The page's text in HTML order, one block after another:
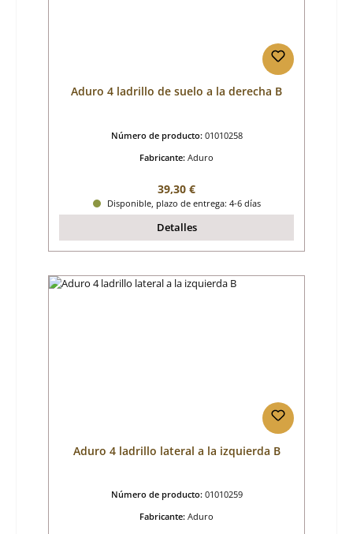
Aduro 4 ladrillo de suelo a la derecha B
Número de producto: 01010258
Fabricante: Aduro
Precio normal:
39,30 €
Disponible, plazo de entrega: 4-6 días
Detalles
Aduro 4 ladrillo lateral a la izquierda B
Número de producto: 01010259
Fabricante: Aduro